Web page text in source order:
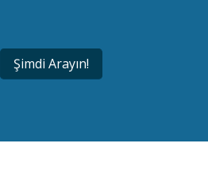
Şimdi Arayın!